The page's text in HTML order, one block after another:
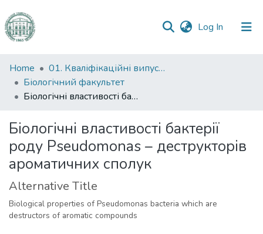
Log In (current)
Communities
&
Collections
Statistics
Home
01. Кваліфікаційні випускні роботи здобувачів вищої освіти
Біологічний факультет
Біологічні властивості бактерії роду Pseudomonas – деструкторів ароматичних сполук
Біологічні властивості бактерії
роду Pseudomonas – деструкторів
ароматичних сполук
Alternative Title
Biological properties of Pseudomonas bacteria which are
destructors of aromatic compounds